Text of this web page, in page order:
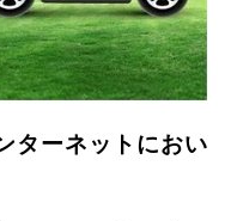
ターネットにおい